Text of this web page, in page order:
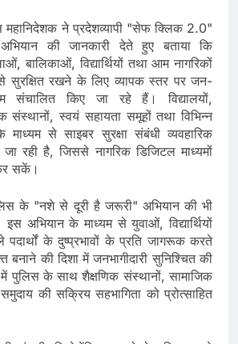
महानिदेशक ने प्रदेशव्यापी "सेफ क्लिक 2.0"
की जानकारी देते हुए बताया कि
बालिकाओं, विद्यार्थियों तथा आम नागरिकों
सुरक्षित रखने के लिए व्यापक स्तर पर जन-
संचालित किए जा रहे हैं। विद्यालयों,
संस्थानों, स्वयं सहायता समूहों तथा विभिन्न
से साइबर सुरक्षा संबंधी व्यवहारिक
जा रही है, जिससे नागरिक डिजिटल माध्यमों
सकें।
के "नशे से दूरी है जरूरी" अभियान की भी
अभियान के माध्यम से युवाओं, विद्यार्थियों
पदार्थों के दुष्प्रभावों के प्रति जागरूक करते
बनाने की दिशा में जनभागीदारी सुनिश्चित की
पुलिस के साथ शैक्षणिक संस्थानों, सामाजिक
की सक्रिय सहभागिता को प्रोत्साहित